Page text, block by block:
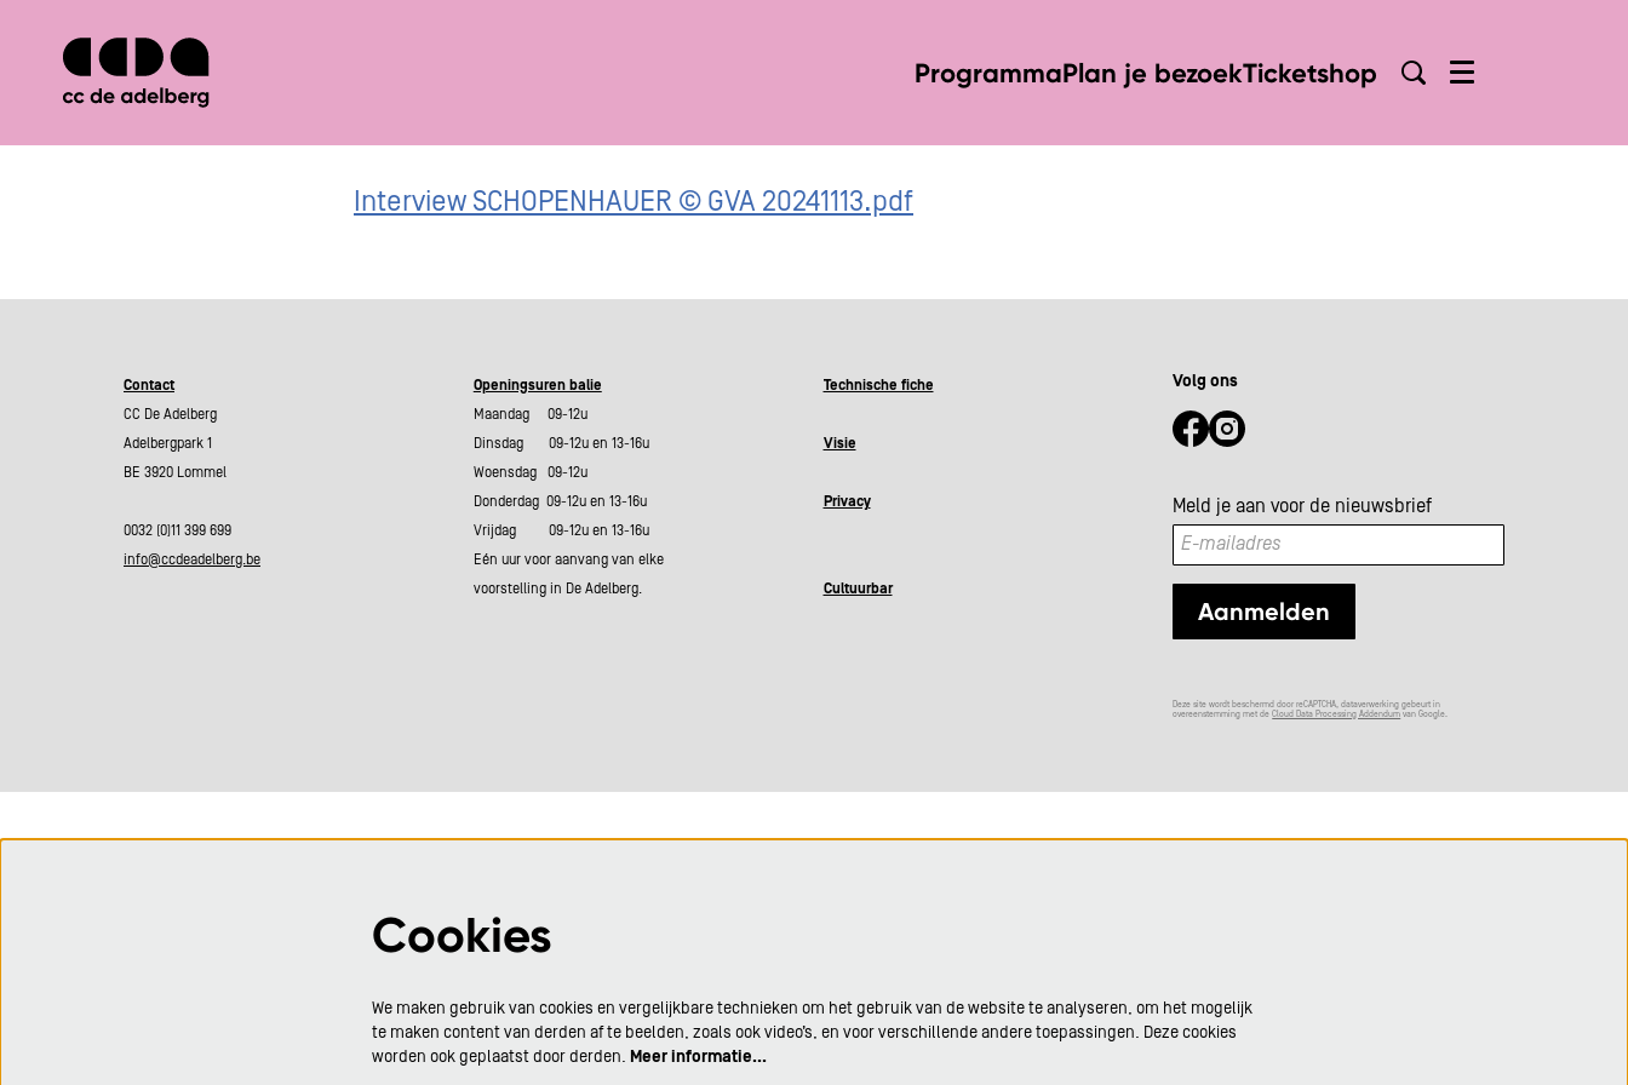
ProgrammaPlan je bezoekTicketshop Menu
Interview SCHOPENHAUER © GVA 20241113.pdf
Contact
CC De Adelberg
Adelbergpark 1
BE 3920 Lommel
0032 (0)11 399 699
info@ccdeadelberg.be
Openingsuren balie
Maandag 09-12u
Dinsdag 09-12u en 13-16u
Woensdag 09-12u
Donderdag 09-12u en 13-16u
Vrijdag 09-12u en 13-16u
Eén uur voor aanvang van elke
voorstelling in De Adelberg.
Technische fiche
Visie
Privacy
Cultuurbar
Volg ons
Meld je aan voor de nieuwsbrief
Aanmelden
Deze site wordt beschermd door reCAPTCHA, dataverwerking gebeurt in
overeenstemming met deCloud Data Processing Addendum van Google.
Cookies
We maken gebruik van cookies en vergelijkbare technieken om het gebruik van de website te analyseren, om het mogelijk
te maken content van derden af te beelden, zoals ook video’s, en voor verschillende andere toepassingen. Deze cookies
worden ook geplaatst door derden. Meer informatie…